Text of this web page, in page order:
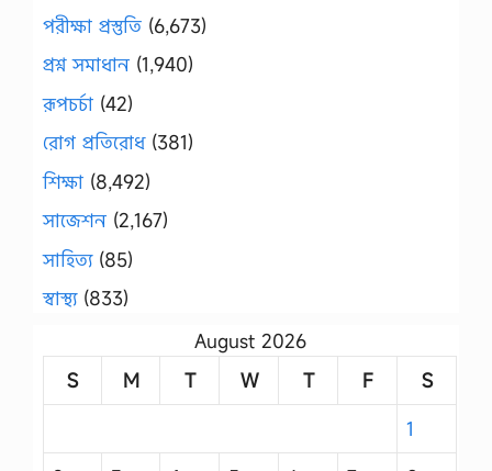
পরীক্ষা প্রস্তুতি (6,673)
প্রশ্ন সমাধান (1,940)
রূপচর্চা (42)
রোগ প্রতিরোধ(381)
শিক্ষা (8,492)
সাজেশন (2,167)
সাহিত্য(85)
স্বাস্থ্য(833)
August 2026
S
M T W T F
S
1